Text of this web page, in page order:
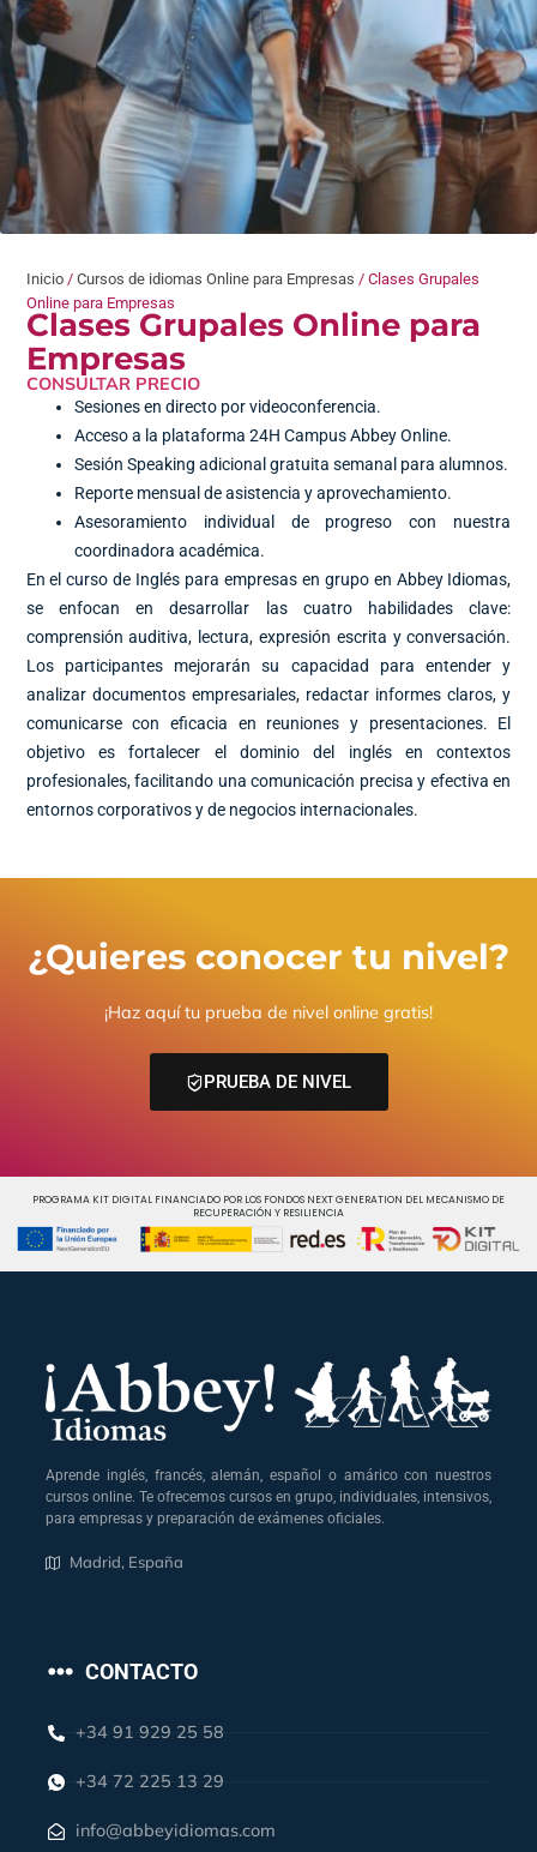
Inicio/ Cursos de idiomas Online para Empresas / Clases Grupales
Online para Empresas
Clases Grupales Online para
Empresas
CONSULTAR PRECIO
Sesiones en directo por videoconferencia.
Acceso a la plataforma 24H Campus Abbey Online.
Sesión Speaking adicional gratuita semanal para alumnos.
Reporte mensual de asistencia y aprovechamiento.
Asesoramiento individual de progreso con nuestra
coordinadora académica.
En el curso de Inglés para empresas en grupo en Abbey Idiomas,
se enfocan en desarrollar las cuatro habilidades clave:
comprensión auditiva, lectura, expresión escrita y conversación.
Los participantes mejorarán su capacidad para entender y
analizar documentos empresariales, redactar informes claros, y
comunicarse con eficacia en reuniones y presentaciones. El
objetivo es fortalecer el dominio del inglés en contextos
profesionales, facilitando una comunicación precisa y efectiva en
entornos corporativos y de negocios internacionales.
¿Quieres conocer tu nivel?
¡Haz aquí tu prueba de nivel online gratis!
PRUEBA DE NIVEL
PROGRAMA KIT DIGITAL FINANCIADO POR LOS FONDOS NEXT GENERATION DEL MECANISMO DE
RECUPERACIÓN Y RESILIENCIA
Aprende inglés, francés, alemán, español o amárico con nuestros
cursos online. Te ofrecemos cursos en grupo, individuales, intensivos,
para empresas y preparación de exámenes oficiales.
Madrid, España
CONTACTO
+34 91 929 25 58
+34 72 225 13 29
info@abbeyidiomas.com